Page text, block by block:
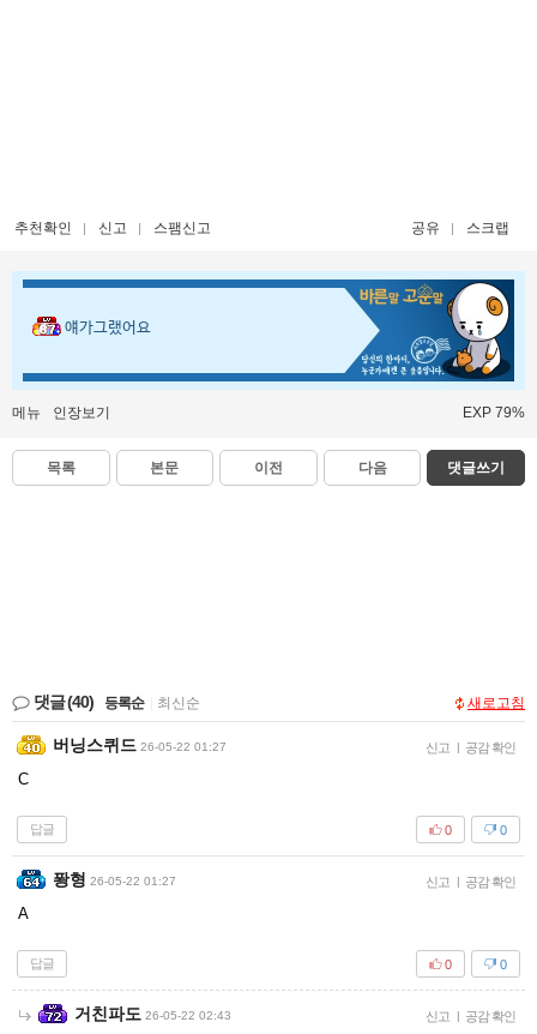
추천확인 신고 스팸신고 공유 스크랩
얘가그랬어요
메뉴 인장보기 EXP 79%
목록 본문 이전 다음 댓글쓰기
댓글(40) 등록순 최신순 새로고침
버닝스퀴드 26-05-22 01:27 신고 | 공감 확인
C
답글 0
0
퐝형 26-05-22 01:27 신고 | 공감 확인
A
답글 0
0
거친파도 26-05-22 02:43 신고 | 공감 확인